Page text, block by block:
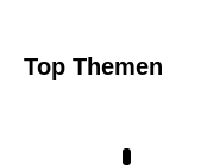
Top Themen